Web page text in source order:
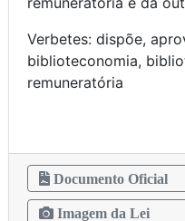
Verbetes: dispõe,
biblioteconomia,
Documento Oficial
Imagem da Lei